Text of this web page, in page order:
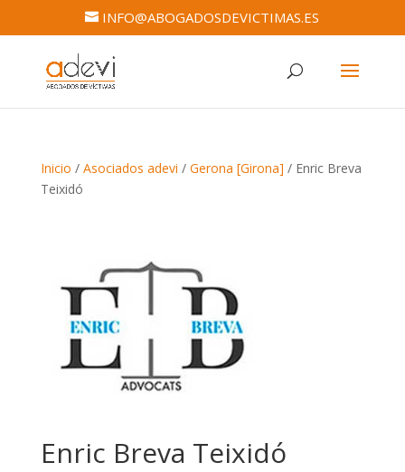
INFO@ABOGADOSDEVICTIMAS.ES
Inicio / Asociados adevi / Gerona [Girona] / Enric Breva
Teixidó
Enric Breva Teixidó